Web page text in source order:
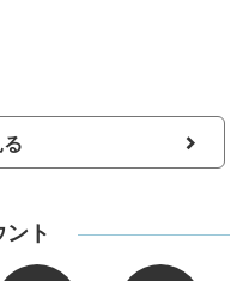
ト